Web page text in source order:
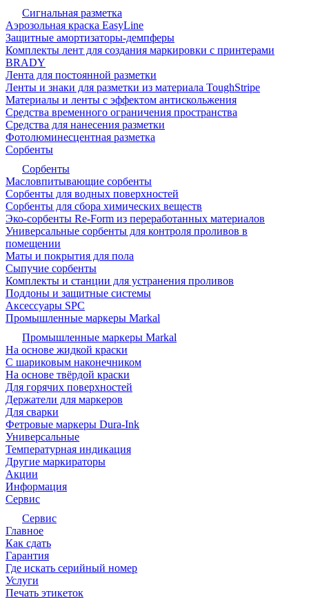
Сигнальная разметка
Аэрозольная краска EasyLine
Защитные амортизаторы-демпферы
Комплекты лент для создания маркировки с принтерами
BRADY
Лента для постоянной разметки
Ленты и знаки для разметки из материала ToughStripe
Материалы и ленты с эффектом антискольжения
Средства временного ограничения пространства
Средства для нанесения разметки
Фотолюминесцентная разметка
Сорбенты
Сорбенты
Масловпитывающие сорбенты
Сорбенты для водных поверхностей
Сорбенты для сбора химических веществ
Эко-сорбенты Re-Form из переработанных материалов
Универсальные сорбенты для контроля проливов в
помещении
Маты и покрытия для пола
Сыпучие сорбенты
Комплекты и станции для устранения проливов
Поддоны и защитные системы
Аксессуары SPC
Промышленные маркеры Markal
Промышленные маркеры Markal
На основе жидкой краски
С шариковым наконечником
На основе твёрдой краски
Для горячих поверхностей
Держатели для маркеров
Для сварки
Фетровые маркеры Dura-Ink
Универсальные
Температурная индикация
Другие маркираторы
Акции
Информация
Сервис
Сервис
Главное
Как сдать
Гарантия
Где искать серийный номер
Услуги
Печать этикеток